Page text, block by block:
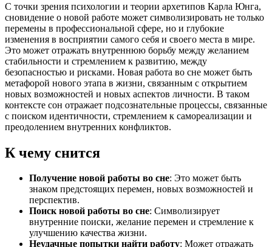
С точки зрения психологии и теории архетипов Карла Юнга,
сновидение о новой работе может символизировать не только
перемены в профессиональной сфере, но и глубокие
изменения в восприятии самого себя и своего места в мире.
Это может отражать внутреннюю борьбу между желанием
стабильности и стремлением к развитию, между
безопасностью и рисками. Новая работа во сне может быть
метафорой нового этапа в жизни, связанным с открытием
новых возможностей и новых аспектов личности. В таком
контексте сон отражает подсознательные процессы, связанные
с поиском идентичности, стремлением к самореализации и
преодолением внутренних конфликтов.
К чему снится
Получение новой работы во сне: Это может быть
знаком предстоящих перемен, новых возможностей и
перспектив.
Поиск новой работы во сне: Символизирует
внутренние поиски, желание перемен и стремление к
улучшению качества жизни.
Неудачные попытки найти работу: Может отражать